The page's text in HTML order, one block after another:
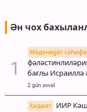
Ән чох
Мәдәнијјәт
бағлы
2 gün əvvəl
Хидмәт
ИИР